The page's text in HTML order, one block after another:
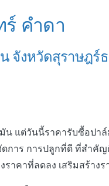
คําดา
จังหวัดสุราษฎร์
น แต่วันนี้ราคารับซื้อป
ดการ การปลูกที่ดี ที่สํา
าคาที่ลดลง เสริมสร้างร